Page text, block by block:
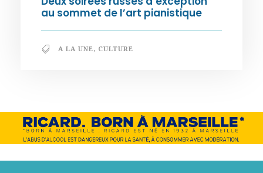
au sommet de l’art pianistique
A LA UNE, CULTURE